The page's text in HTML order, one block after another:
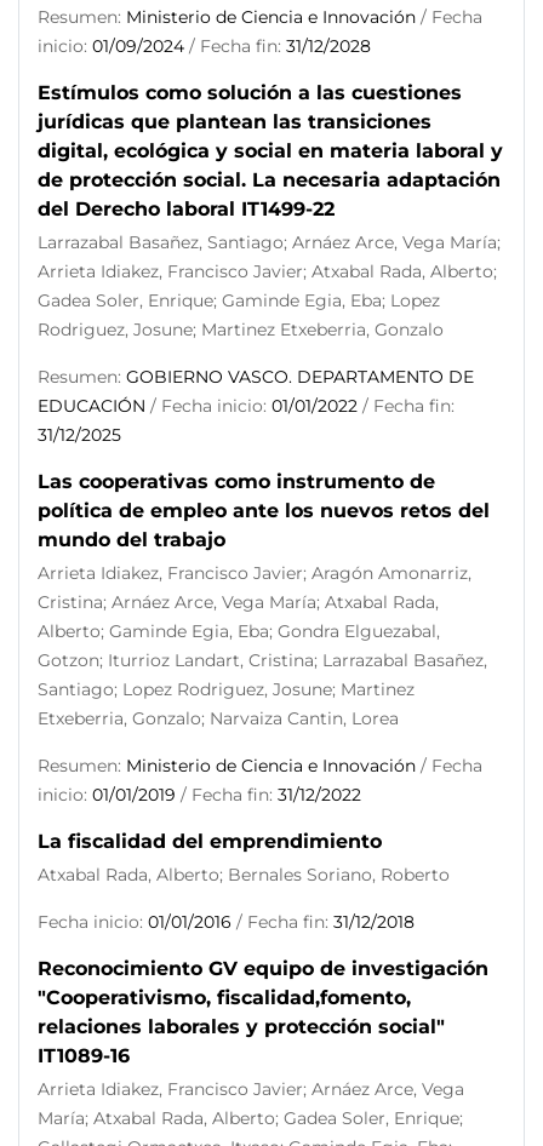
Resumen: Ministerio de Ciencia e Innovación / Fecha
inicio: 01/09/2024 / Fecha fin: 31/12/2028
Estímulos como solución a las cuestiones
jurídicas que plantean las transiciones
digital, ecológica y social en materia laboral y
de protección social. La necesaria adaptación
del Derecho laboral IT1499-22
Larrazabal Basañez, Santiago; Arnáez Arce, Vega María;
Arrieta Idiakez, Francisco Javier; Atxabal Rada, Alberto;
Gadea Soler, Enrique; Gaminde Egia, Eba; Lopez
Rodriguez, Josune; Martinez Etxeberria, Gonzalo
Resumen: GOBIERNO VASCO. DEPARTAMENTO DE
EDUCACIÓN / Fecha inicio: 01/01/2022 / Fecha fin:
31/12/2025
Las cooperativas como instrumento de
política de empleo ante los nuevos retos del
mundo del trabajo
Arrieta Idiakez, Francisco Javier; Aragón Amonarriz,
Cristina; Arnáez Arce, Vega María; Atxabal Rada,
Alberto; Gaminde Egia, Eba; Gondra Elguezabal,
Gotzon; Iturrioz Landart, Cristina; Larrazabal Basañez,
Santiago; Lopez Rodriguez, Josune; Martinez
Etxeberria, Gonzalo; Narvaiza Cantin, Lorea
Resumen: Ministerio de Ciencia e Innovación / Fecha
inicio: 01/01/2019 / Fecha fin: 31/12/2022
La fiscalidad del emprendimiento
Atxabal Rada, Alberto; Bernales Soriano, Roberto
Fecha inicio: 01/01/2016 / Fecha fin: 31/12/2018
Reconocimiento GV equipo de investigación
"Cooperativismo, fiscalidad,fomento,
relaciones laborales y protección social"
IT1089-16
Arrieta Idiakez, Francisco Javier; Arnáez Arce, Vega
María; Atxabal Rada, Alberto; Gadea Soler, Enrique;